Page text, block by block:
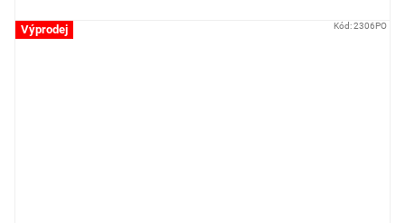
Výprodej Kód:2306PO